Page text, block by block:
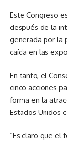
Este Congreso
después de la
generada por la
caída en las
En tanto, el
cinco acciones
forma en la
Estados Unidos
“Es claro que el